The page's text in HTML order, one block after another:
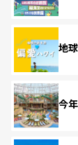
地
今